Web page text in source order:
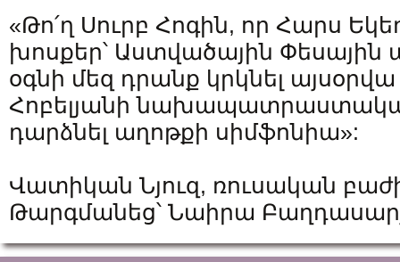
«Թո՛ղ Սուրբ Հոգին, որ Հարս
խոսքեր՝ Աստվածային Փեսային
օգնի մեզ դրանք կրկնել
Հոբելյանի
դարձնել աղոթքի սիմֆոնիա»:
Վատիկան Նյուզ, ռուսական
Թարգմանեց՝ Նաիրա